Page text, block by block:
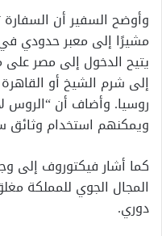
وأوضح السفير أن
مشيرًا إلى معبر حدودي في
يتيح الدخول إلى مصر على
إلى شرم الشيخ أو
روسيا. وأضاف أن “الروس
ويمكنهم استخدام وثائق
كما أشار فيكتوروف إلى
المجال الجوي للمملكة
دوري.